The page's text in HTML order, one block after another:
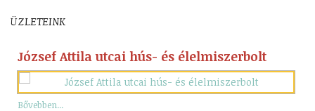
ÜZLETEINK
József Attila utcai hús- és élelmiszerbolt
Bővebben...